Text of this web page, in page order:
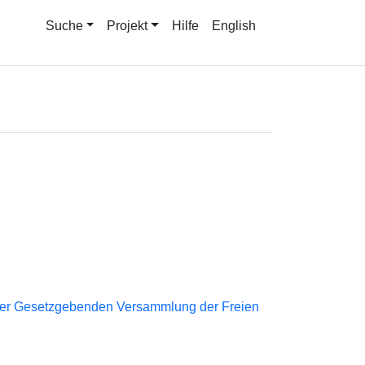
Suche Projekt Hilfe English
Gesetzgebenden Versammlung der Freien